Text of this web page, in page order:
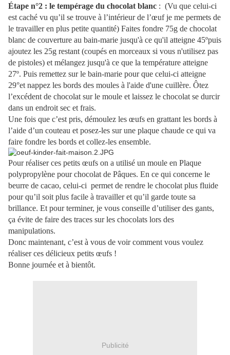
Étape n°2 : le tempérage du chocolat blanc : (Vu que celui-ci
est caché vu qu’il se trouve à l’intérieur de l’œuf je me permets de
le travailler en plus petite quantité) Faites fondre 75g de chocolat
blanc de couverture au bain-marie jusqu'à ce qu'il atteigne 45ºpuis
ajoutez les 25g restant (coupés en morceaux si vous n'utilisez pas
de pistoles) et mélangez jusqu'à ce que la température atteigne
27º. Puis remettez sur le bain-marie pour que celui-ci atteigne
29°et nappez les bords des moules à l'aide d'une cuillère. Ôtez
l’excédent de chocolat sur le moule et laissez le chocolat se durcir
dans un endroit sec et frais.
Une fois que c’est pris, démoulez les œufs en grattant les bords à
l’aide d’un couteau et posez-les sur une plaque chaude ce qui va
faire fondre les bords et collez-les ensemble.
Pour réaliser ces petits œufs on a utilisé un moule en Plaque
polypropylène pour chocolat de Pâques. En ce qui concerne le
beurre de cacao, celui-ci permet de rendre le chocolat plus fluide
pour qu’il soit plus facile à travailler et qu’il garde toute sa
brillance. Et pour terminer, je vous conseille d’utiliser des gants,
ça évite de faire des traces sur les chocolats lors des
manipulations.
Donc maintenant, c’est à vous de voir comment vous voulez
réaliser ces délicieux petits œufs !
Bonne journée et à bientôt.
Publicité